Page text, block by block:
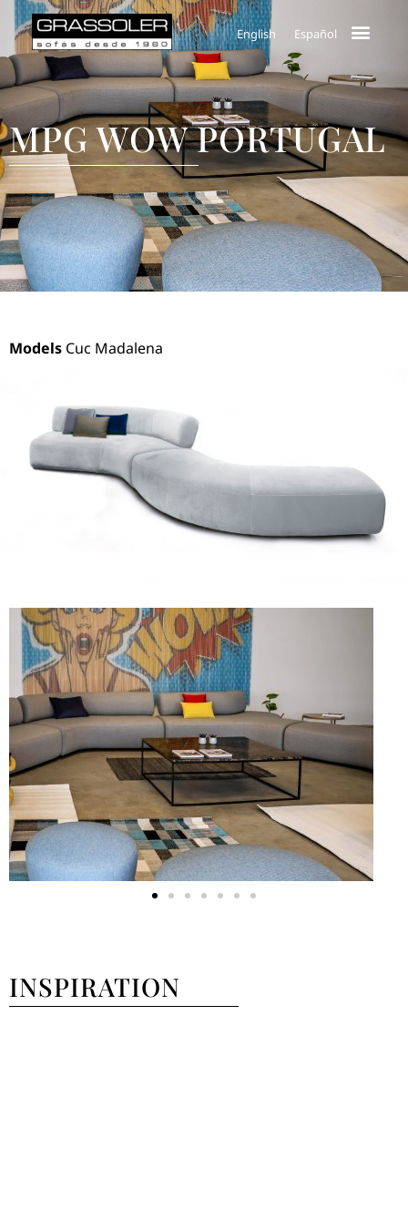
English Español
MPG WOW PORTUGAL
Models Cuc Madalena
INSPIRATION